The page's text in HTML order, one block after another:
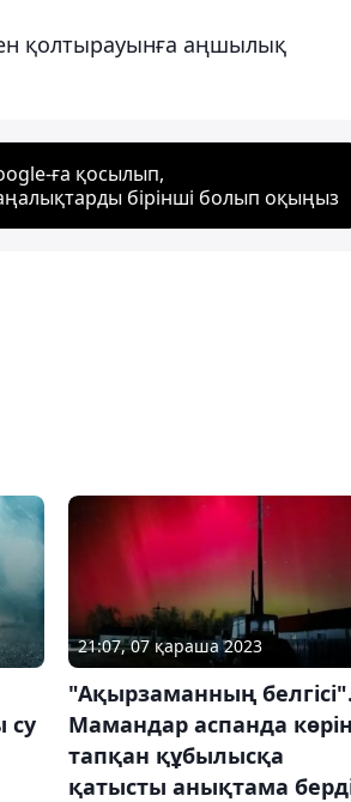
қолтырауынға аңшылық
ға қосылып,
бірінші болып оқыңыз
су
21:07, 07 қараша 2023
"Ақырзаманның
Мамандар аспанда
тапқан құбылысқа
қатысты анықтама